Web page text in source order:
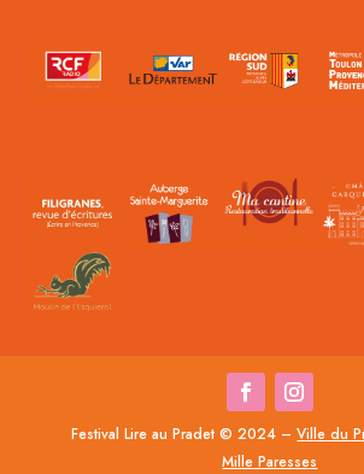
Festival Lire au Pradet © 2024 –Ville du
Mille Paresses